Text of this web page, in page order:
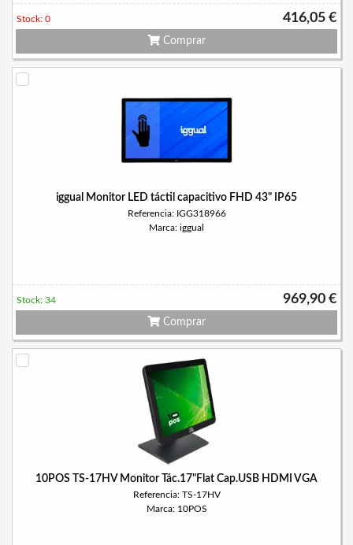
416,05 €
Stock: 0
Comprar
iggual Monitor LED táctil capacitivo FHD 43" IP65
Referencia: IGG318966
Marca: iggual
969,90 €
Stock: 34
Comprar
10POS TS-17HV Monitor Tác.17"Flat Cap.USB HDMI VGA
Referencia: TS-17HV
Marca: 10POS